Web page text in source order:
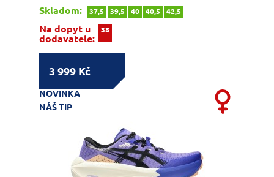
Skladom:
37,5 39,5 40 40,5 42,5
Na dopyt u
dodavatele:
38
3 999 Kč
NOVINKA
NÁŠ TIP